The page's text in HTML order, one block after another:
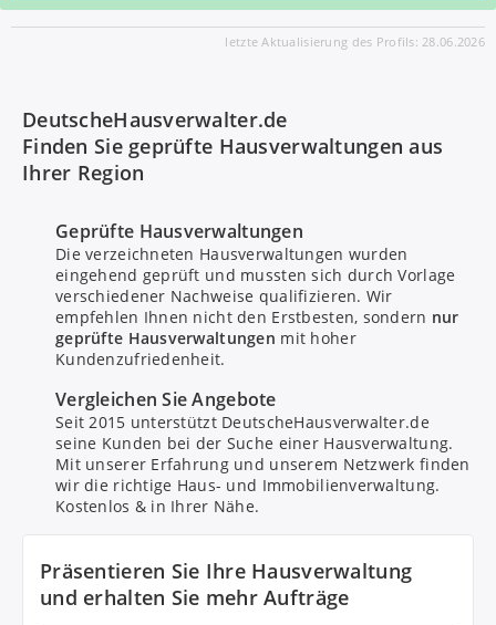
Nachricht senden
Mit Absenden stimmen Sie dem
letzte Aktualisierung des Profils: 28.06.2026
DeutscheHausverwalter.de
Finden Sie geprüfte Hausverwaltungen aus
Ihrer Region
Geprüfte Hausverwaltungen
Die verzeichneten Hausverwaltungen wurden
eingehend geprüft und mussten sich durch Vorlage
verschiedener Nachweise qualifizieren. Wir
empfehlen Ihnen nicht den Erstbesten, sondern nur
geprüfte Hausverwaltungen mit hoher
Kundenzufriedenheit.
Vergleichen Sie Angebote
Seit 2015 unterstützt DeutscheHausverwalter.de
seine Kunden bei der Suche einer Hausverwaltung.
Mit unserer Erfahrung und unserem Netzwerk finden
wir die richtige Haus- und Immobilienverwaltung.
Kostenlos & in Ihrer Nähe.
Präsentieren Sie Ihre Hausverwaltung
und erhalten Sie mehr Aufträge